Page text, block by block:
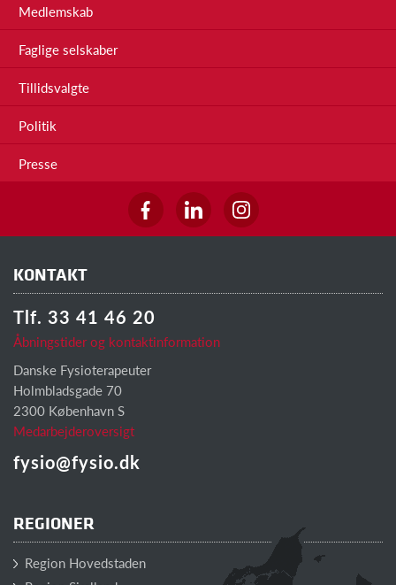
Medlemskab
Faglige selskaber
Tillidsvalgte
Politik
Presse
KONTAKT
Tlf. 33 41 46 20
Åbningstider og kontaktinformation
Danske Fysioterapeuter
Holmbladsgade 70
2300 København S
Medarbejderoversigt
fysio@fysio.dk
REGIONER
Region Hovedstaden